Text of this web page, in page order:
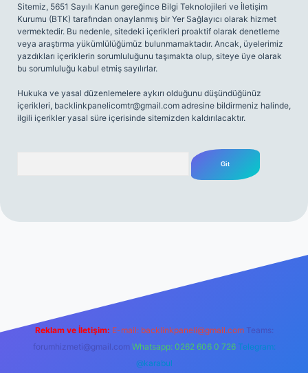
Sitemiz, 5651 Sayılı Kanun gereğince Bilgi Teknolojileri ve İletişim
Kurumu (BTK) tarafından onaylanmış bir Yer Sağlayıcı olarak hizmet
vermektedir. Bu nedenle, sitedeki içerikleri proaktif olarak denetleme
veya araştırma yükümlülüğümüz bulunmamaktadır. Ancak, üyelerimiz
yazdıkları içeriklerin sorumluluğunu taşımakta olup, siteye üye olarak
bu sorumluluğu kabul etmiş sayılırlar.
Hukuka ve yasal düzenlemelere aykırı olduğunu düşündüğünüz
içerikleri, backlinkpanelicomtr@gmail.com adresine bildirmeniz halinde,
ilgili içerikler yasal süre içerisinde sitemizden kaldırılacaktır.
Reklam ve İletişim: E-mail: backlinkpaneli@gmail.com Teams:
forumhizmeti@gmail.com Whatsapp: 0262 606 0 726 Telegram:
@karabul